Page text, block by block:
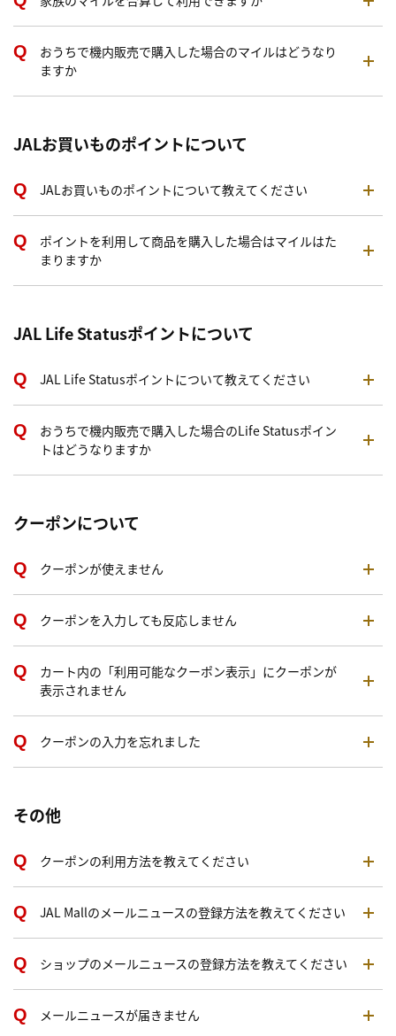
おうちで機内販売で購入した場合のマイルはどうなり
ますか
JALお買いものポイントについて
JALお買いものポイントについて教えてください
ポイントを利用して商品を購入した場合はマイルはた
まりますか
JAL Life Statusポイントについて
JAL Life Statusポイントについて教えてください
おうちで機内販売で購入した場合のLife Statusポイン
トはどうなりますか
クーポンについて
クーポンが使えません
クーポンを入力しても反応しません
カート内の「利用可能なクーポン表示」にクーポンが
表示されません
クーポンの入力を忘れました
その他
クーポンの利用方法を教えてください
JAL Mallのメールニュースの登録方法を教えてください
ショップのメールニュースの登録方法を教えてください
メールニュースが届きません